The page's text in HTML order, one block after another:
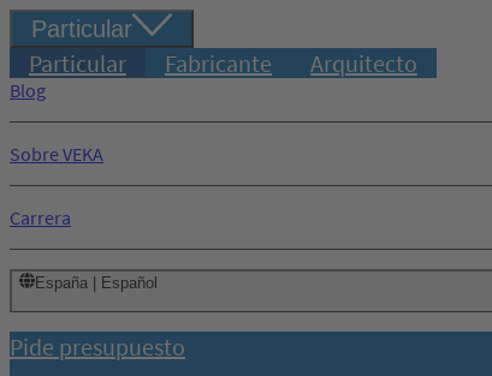
Particular
Particular Fabricante Arquitecto
Blog
Sobre VEKA
Carrera
España | Español
Pide presupuesto